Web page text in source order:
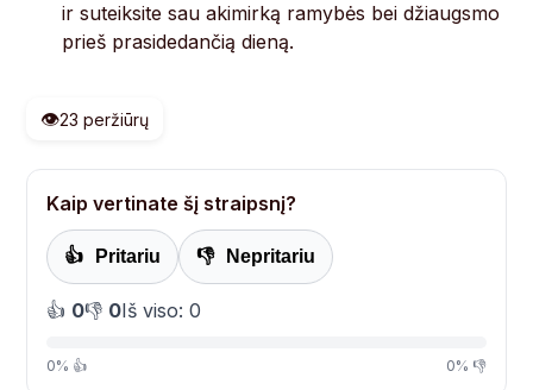
ir suteiksite sau akimirką ramybės bei džiaugsmo
prieš prasidedančią dieną.
👁️23 peržiūrų
Kaip vertinate šį straipsnį?
👍 Pritariu 👎 Nepritariu
👍 0👎 0Iš viso: 0
0% 👍 0% 👎